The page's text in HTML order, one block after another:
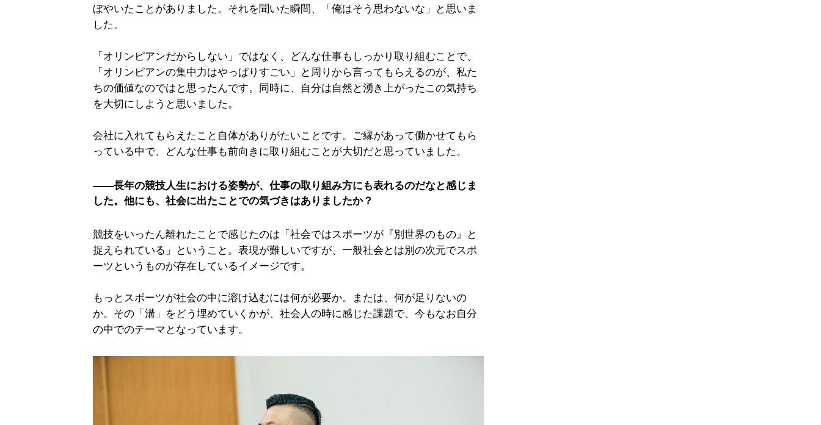
ぼやいたことがありました。それを聞いた瞬間、「俺はそう思わないな」と思いま
した。
「オリンピアンだからしない」ではなく、どんな仕事もしっかり取り組むことで、
「オリンピアンの集中力はやっぱりすごい」と周りから言ってもらえるのが、私た
ちの価値なのではと思ったんです。同時に、自分は自然と湧き上がったこの気持ち
を大切にしようと思いました。
会社に入れてもらえたこと自体がありがたいことです。ご縁があって働かせてもら
っている中で、どんな仕事も前向きに取り組むことが大切だと思っていました。
――長年の競技人生における姿勢が、仕事の取り組み方にも表れるのだなと感じま
した。他にも、社会に出たことでの気づきはありましたか？
競技をいったん離れたことで感じたのは「社会ではスポーツが『別世界のもの』と
捉えられている」ということ。表現が難しいですが、一般社会とは別の次元でスポ
ーツというものが存在しているイメージです。
もっとスポーツが社会の中に溶け込むには何が必要か。または、何が足りないの
か。その「溝」をどう埋めていくかが、社会人の時に感じた課題で、今もなお自分
の中でのテーマとなっています。